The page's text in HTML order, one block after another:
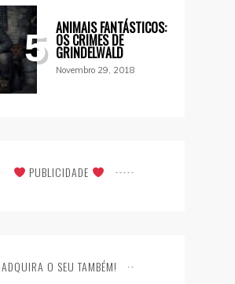
5 ANIMAIS FANTÁSTICOS:
OS CRIMES DE
GRINDELWALD
Novembro 29, 2018
PUBLICIDADE
ADQUIRA O SEU TAMBÉM!